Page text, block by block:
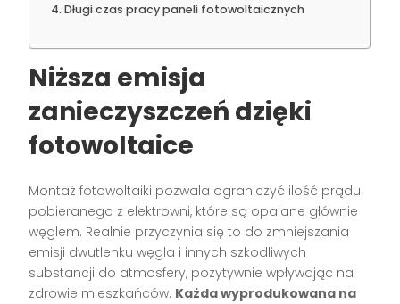
Długi czas pracy paneli fotowoltaicznych
Niższa emisja
zanieczyszczeń dzięki
fotowoltaice
Montaż fotowoltaiki pozwala ograniczyć ilość prądu
pobieranego z elektrowni, które są opalane głównie
węglem. Realnie przyczynia się to do zmniejszania
emisji dwutlenku węgla i innych szkodliwych
substancji do atmosfery, pozytywnie wpływając na
zdrowie mieszkańców. Każda wyprodukowana na